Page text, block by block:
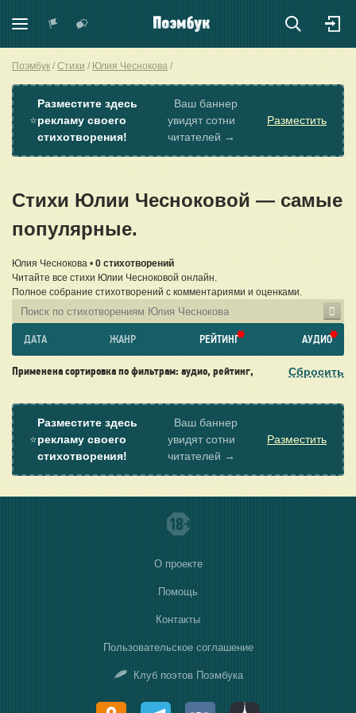
Поэмбук Стихи Юлия Чеснокова
⭐
Разместите здесь
рекламу своего
стихотворения!
Ваш баннер
увидят сотни
читателей →
Разместить
Стихи Юлии Чесноковой — самые
популярные.
Юлия Чеснокова • 0 стихотворений
Читайте все стихи Юлии Чесноковой онлайн.
Полное собрание стихотворений с комментариями и оценками.
ДАТА ЖАНР РЕЙТИНГ АУДИО
Применена сортировка по фильтрам: аудио, рейтинг, Сбросить
⭐
Разместите здесь
рекламу своего
стихотворения!
Ваш баннер
увидят сотни
читателей →
Разместить
О проекте
Помощь
Контакты
Пользовательское соглашение
Клуб поэтов Поэмбука